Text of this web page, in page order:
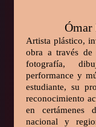
Ómar
Artista plástico,
obra a través de
fotografía,
performance y
estudiante, su
reconocimiento
en certámenes
nacional y